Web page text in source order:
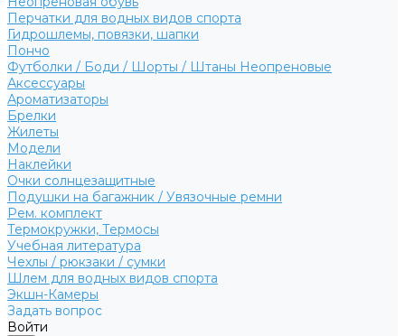
Перчатки для водных видов спорта
Гидрошлемы, повязки, шапки
Пончо
Футболки / Боди / Шорты / Штаны Неопреновые
Аксессуары
Ароматизаторы
Брелки
Жилеты
Модели
Наклейки
Очки солнцезащитные
Подушки на багажник / Увязочные ремни
Рем. комплект
Термокружки, Термосы
Учебная литература
Чехлы / рюкзаки / сумки
Шлем для водных видов спорта
Экшн-Камеры
Задать вопрос
Войти